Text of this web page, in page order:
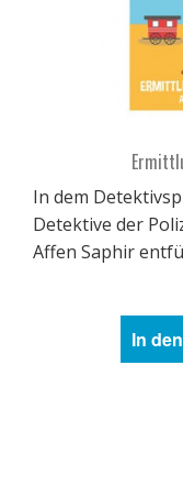
In dem
Detektive der
Affen Saphir
In